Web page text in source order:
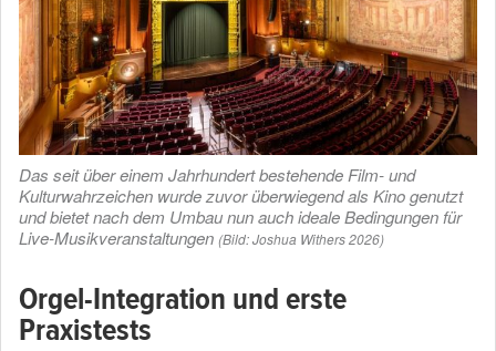
Das seit über einem Jahrhundert bestehende Film- und
Kulturwahrzeichen wurde zuvor überwiegend als Kino genutzt
und bietet nach dem Umbau nun auch ideale Bedingungen für
Live-Musikveranstaltungen (Bild: Joshua Withers 2026)
Orgel-Integration und erste
Praxistests